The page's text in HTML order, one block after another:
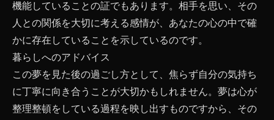
機能していることの証でもあります。相手を思い、その
人との関係を大切に考える感情が、あなたの心の中で確
かに存在していることを示しているのです。
暮らしへのアドバイス
この夢を見た後の過ごし方として、焦らず自分の気持ち
に丁寧に向き合うことが大切かもしれません。夢は心が
整理整頓をしている過程を映し出すものですから、その